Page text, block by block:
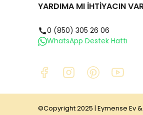
YARDIMA MI İHTİYACIN
0 (850) 305 26 06
WhatsApp Destek Hattı
©Copyright 2025 | Eymense Ev &